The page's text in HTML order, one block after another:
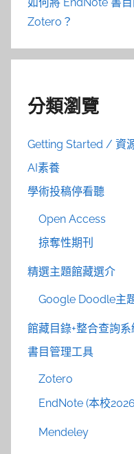
Zotero？
分類瀏覽
Getting Started / 資
AI素養
學術投稿停看聽
Open Access
掠奪性期刊
精選主題館藏選介
Google Doodle主
館藏目錄+整合查詢系
書目管理工具
Zotero
EndNote (本校
Mendeley